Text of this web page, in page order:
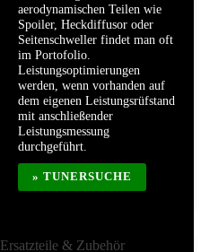
aerodynamischen Teilen wie
Spoiler, Heckdiffusor oder
Seitenschweller findet man oft
im Portofolio.
Leistungsoptimierungen
werden, wenn vorhanden auf
dem eigenen Leistungsrüfstand
mit anschließender
Leistungsmessung
durchgeführt.
» TUNERSUCHE
Ersatzteile & Zubehör